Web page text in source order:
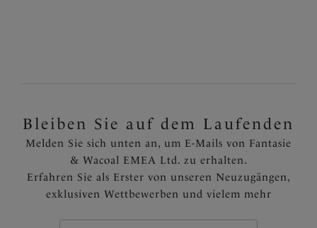
Bleiben Sie auf dem Laufenden
Melden Sie sich unten an, um E-Mails von Fantasie
& Wacoal EMEA Ltd. zu erhalten.
Erfahren Sie als Erster von unseren Neuzugängen,
exklusiven Wettbewerben und vielem mehr